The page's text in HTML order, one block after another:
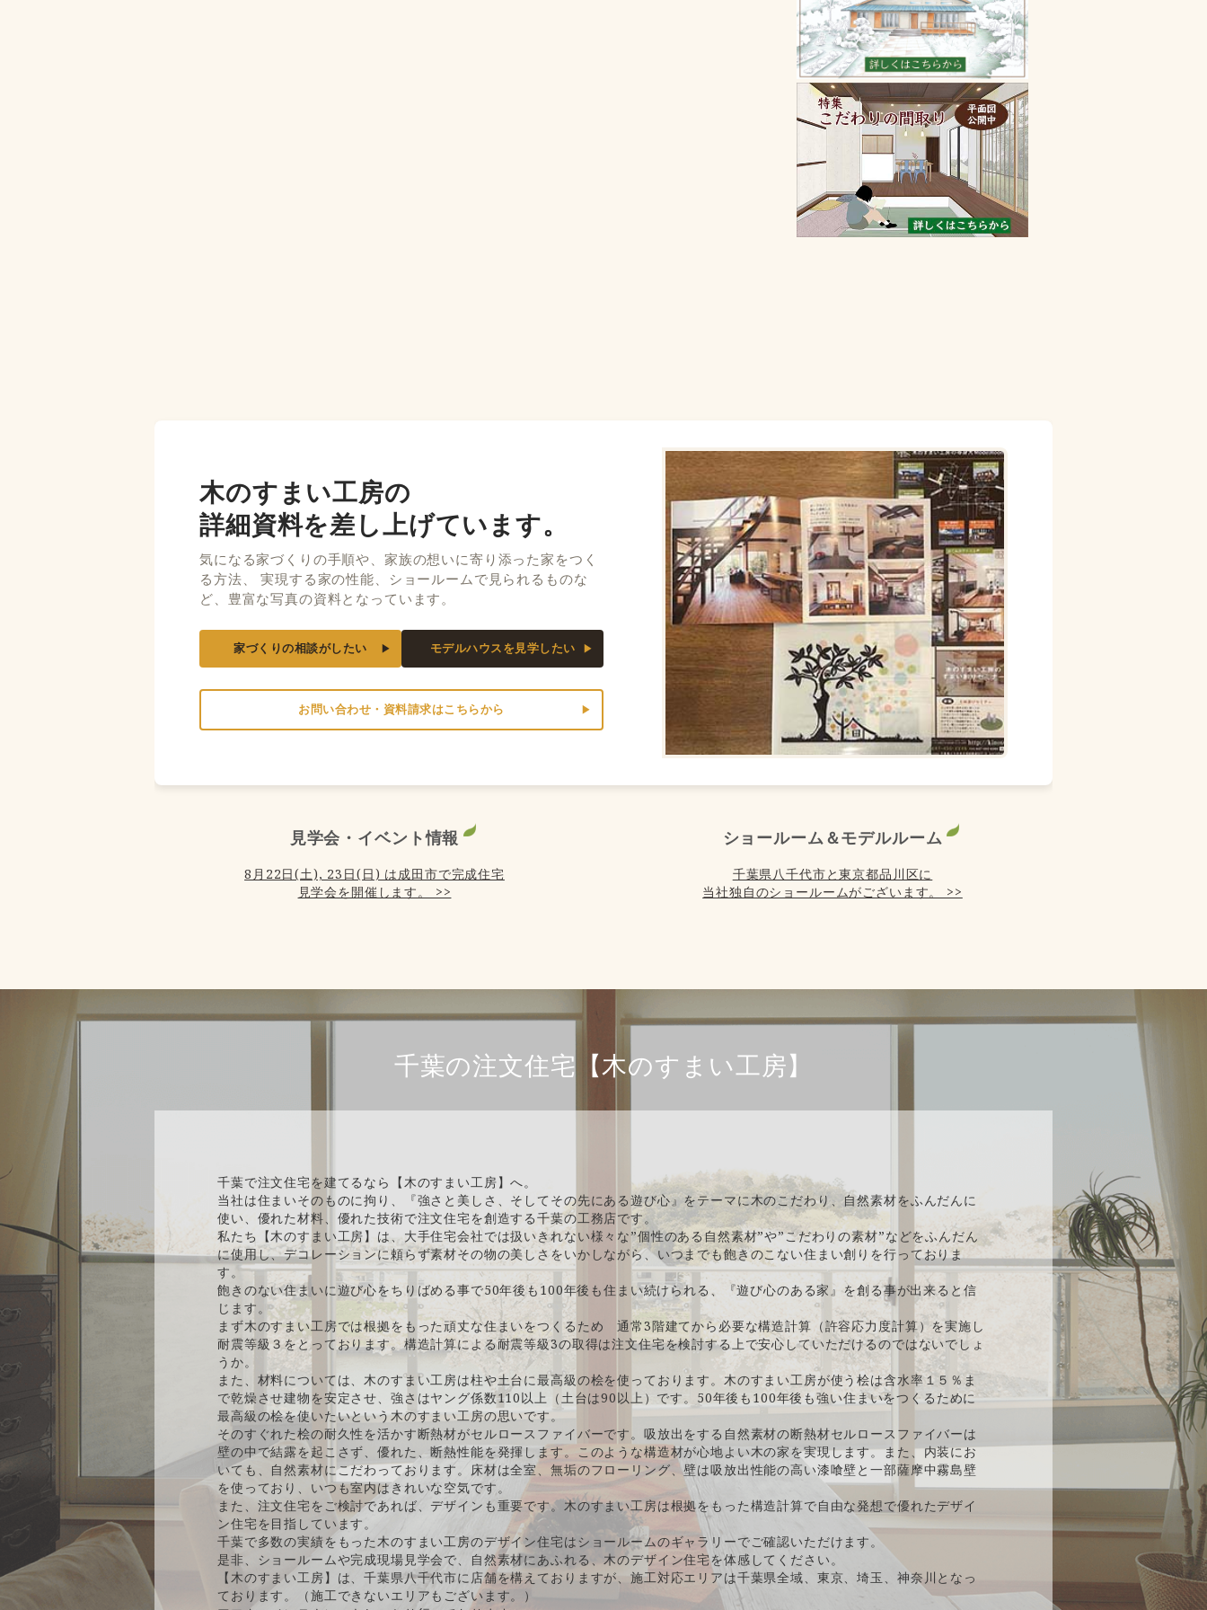
木のすまい工房の
詳細資料を差し上げています。
気になる家づくりの手順や、家族の想いに寄り添った家をつく
る方法、 実現する家の性能、ショールームで見られるものな
ど、豊富な写真の資料となっています。
家づくりの相談がしたい モデルハウスを見学したい
お問い合わせ・資料請求はこちらから
見学会・イベント情報
8月22日(土), 23日(日) は成田市で完成住宅
見学会を開催します。 >>
ショールーム＆モデルルーム
千葉県八千代市と東京都品川区に
当社独自のショールームがございます。 >>
千葉の注文住宅【木のすまい工房】
千葉で注文住宅を建てるなら【木のすまい工房】へ。
当社は住まいそのものに拘り、『強さと美しさ、そしてその先にある遊び心』をテーマに木のこだわり、自然素材をふんだんに
使い、優れた材料、優れた技術で注文住宅を創造する千葉の工務店です。
私たち【木のすまい工房】は、大手住宅会社では扱いきれない様々な”個性のある自然素材”や”こだわりの素材”などをふんだん
に使用し、デコレーションに頼らず素材その物の美しさをいかしながら、いつまでも飽きのこない住まい創りを行っておりま
す。
飽きのない住まいに遊び心をちりばめる事で50年後も100年後も住まい続けられる、『遊び心のある家』を創る事が出来ると信
じます。
まず木のすまい工房では根拠をもった頑丈な住まいをつくるため 通常3階建てから必要な構造計算（許容応力度計算）を実施し
耐震等級３をとっております。構造計算による耐震等級3の取得は注文住宅を検討する上で安心していただけるのではないでしょ
うか。
また、材料については、木のすまい工房は柱や土台に最高級の桧を使っております。木のすまい工房が使う桧は含水率１５％ま
で乾燥させ建物を安定させ、強さはヤング係数110以上（土台は90以上）です。50年後も100年後も強い住まいをつくるために
最高級の桧を使いたいという木のすまい工房の思いです。
そのすぐれた桧の耐久性を活かす断熱材がセルロースファイバーです。吸放出をする自然素材の断熱材セルロースファイバーは
壁の中で結露を起こさず、優れた、断熱性能を発揮します。このような構造材が心地よい木の家を実現します。また、内装にお
いても、自然素材にこだわっております。床材は全室、無垢のフローリング、壁は吸放出性能の高い漆喰壁と一部薩摩中霧島壁
を使っており、いつも室内はきれいな空気です。
また、注文住宅をご検討であれば、デザインも重要です。木のすまい工房は根拠をもった構造計算で自由な発想で優れたデザイ
ン住宅を目指しています。
千葉で多数の実績をもった木のすまい工房のデザイン住宅はショールームのギャラリーでご確認いただけます。
是非、ショールームや完成現場見学会で、自然素材にあふれる、木のデザイン住宅を体感してください。
【木のすまい工房】は、千葉県八千代市に店舗を構えておりますが、施工対応エリアは千葉県全域、東京、埼玉、神奈川となっ
ております。（施工できないエリアもございます。）